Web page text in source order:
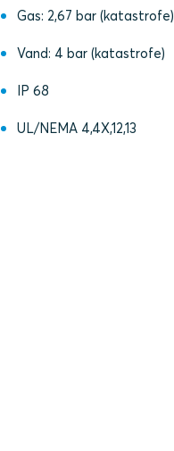
Gas: 2,67 bar (katastrofe)
Vand: 4 bar (katastrofe)
IP 68
UL/NEMA 4,4X,12,13